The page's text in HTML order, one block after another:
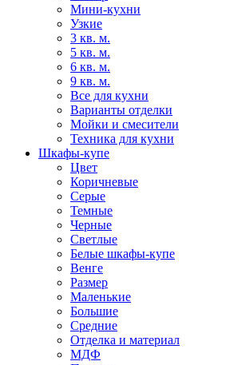
Мини-кухни
Узкие
3 кв. м.
5 кв. м.
6 кв. м.
9 кв. м.
Все для кухни
Варианты отделки
Мойки и смесители
Техника для кухни
Шкафы-купе
Цвет
Коричневые
Серые
Темные
Черные
Светлые
Белые шкафы-купе
Венге
Размер
Маленькие
Большие
Средние
Отделка и материал
МДФ